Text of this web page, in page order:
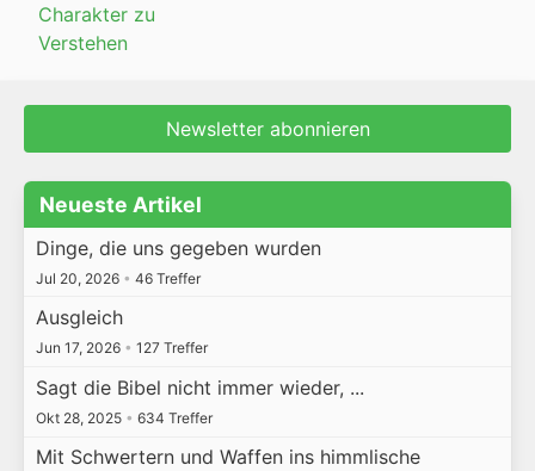
Charakter zu
Verstehen
Newsletter abonnieren
Neueste Artikel
Dinge, die uns gegeben wurden
Jul 20, 2026 • 46 Treffer
Ausgleich
Jun 17, 2026 • 127 Treffer
Sagt die Bibel nicht immer wieder, ...
Okt 28, 2025 • 634 Treffer
Mit Schwertern und Waffen ins himmlische